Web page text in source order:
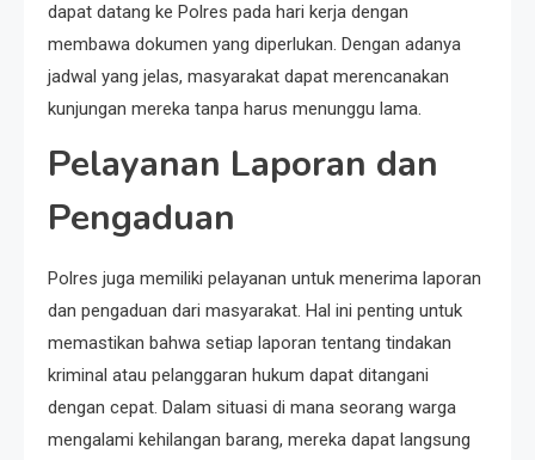
dapat datang ke Polres pada hari kerja dengan
membawa dokumen yang diperlukan. Dengan adanya
jadwal yang jelas, masyarakat dapat merencanakan
kunjungan mereka tanpa harus menunggu lama.
Pelayanan Laporan dan
Pengaduan
Polres juga memiliki pelayanan untuk menerima laporan
dan pengaduan dari masyarakat. Hal ini penting untuk
memastikan bahwa setiap laporan tentang tindakan
kriminal atau pelanggaran hukum dapat ditangani
dengan cepat. Dalam situasi di mana seorang warga
mengalami kehilangan barang, mereka dapat langsung